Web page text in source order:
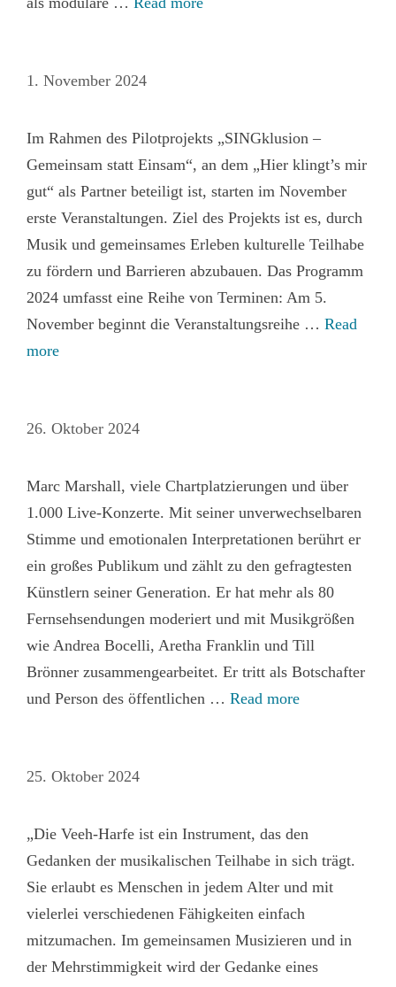
1. November 2024
Im Rahmen des Pilotprojekts „SINGklusion –
Gemeinsam statt Einsam“, an dem „Hier klingt’s mir
gut“ als Partner beteiligt ist, starten im November
erste Veranstaltungen. Ziel des Projekts ist es, durch
Musik und gemeinsames Erleben kulturelle Teilhabe
zu fördern und Barrieren abzubauen. Das Programm
2024 umfasst eine Reihe von Terminen: Am 5.
November beginnt die Veranstaltungsreihe … Read
more
26. Oktober 2024
Marc Marshall, viele Chartplatzierungen und über
1.000 Live-Konzerte. Mit seiner unverwechselbaren
Stimme und emotionalen Interpretationen berührt er
ein großes Publikum und zählt zu den gefragtesten
Künstlern seiner Generation. Er hat mehr als 80
Fernsehsendungen moderiert und mit Musikgrößen
wie Andrea Bocelli, Aretha Franklin und Till
Brönner zusammengearbeitet. Er tritt als Botschafter
und Person des öffentlichen … Read more
25. Oktober 2024
„Die Veeh-Harfe ist ein Instrument, das den
Gedanken der musikalischen Teilhabe in sich trägt.
Sie erlaubt es Menschen in jedem Alter und mit
vielerlei verschiedenen Fähigkeiten einfach
mitzumachen. Im gemeinsamen Musizieren und in
der Mehrstimmigkeit wird der Gedanke eines